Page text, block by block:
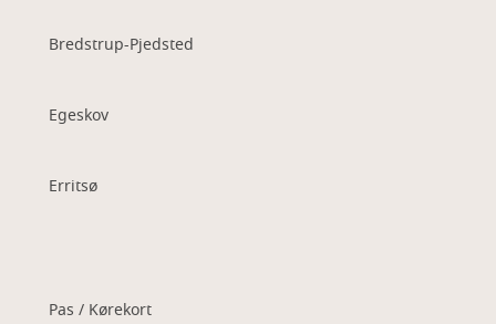
Bredstrup-Pjedsted
Egeskov
Erritsø
Pas / Kørekort